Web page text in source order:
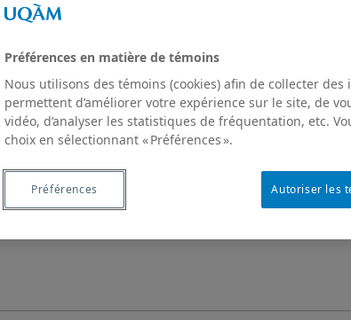
Préférences en matière de témoins
Nous utilisons des témoins (cookies) afin de collecter
permettent d’améliorer votre expérience sur le site, de
vidéo, d’analyser les statistiques de fréquentation, etc.
choix en sélectionnant « Préférences ».
Autoriser les
Préférences